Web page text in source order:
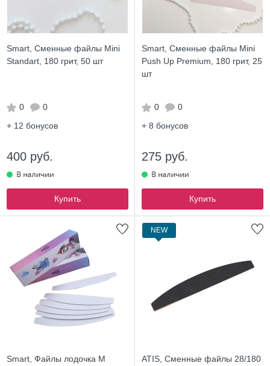
Smart, Сменные файлы Mini
Standart, 180 грит, 50 шт
0
0
+ 12 бонусов
400 руб.
Купить
Smart, Сменные файлы Mini
Push Up Premium, 180 грит, 25
шт
0
0
+ 8 бонусов
275 руб.
Купить
Smart, Файлы лодочка M
NEW
ATIS, Сменные файлы 28/180